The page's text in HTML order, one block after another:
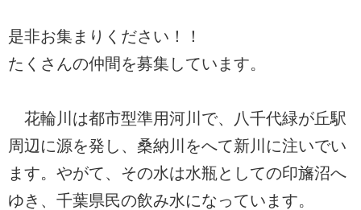
是非お集まりください！！
たくさんの仲間を募集しています。
花輪川は都市型準用河川で、八千代緑が丘駅
周辺に源を発し、桑納川をへて新川に注いでい
ます。やがて、その水は水瓶としての印旛沼へ
ゆき、千葉県民の飲み水になっています。